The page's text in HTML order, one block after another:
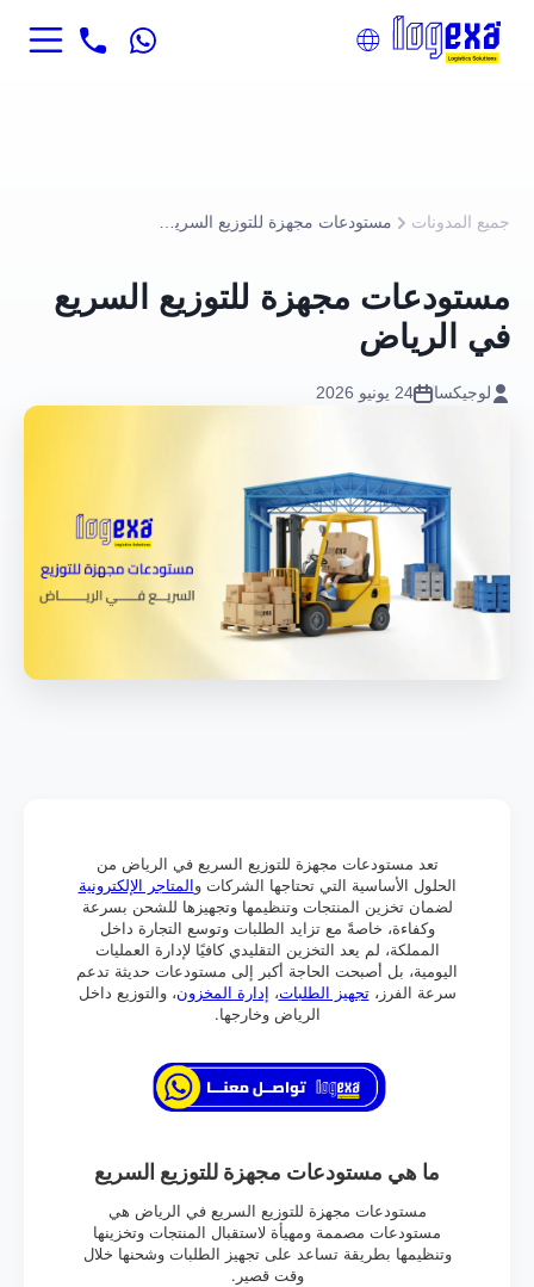
جميع المدونات
مستودعات مجهزة للتوزيع السريع
في الرياض
لوجيكسا 24 يونيو 2026
تعد مستودعات مجهزة للتوزيع السريع في الرياض من
الحلول الأساسية التي تحتاجها الشركات والمتاجر الإلكترونية
لضمان تخزين المنتجات وتنظيمها وتجهيزها للشحن بسرعة
وكفاءة، خاصةً مع تزايد الطلبات وتوسع التجارة داخل
المملكة، لم يعد التخزين التقليدي كافيًا لإدارة العمليات
اليومية، بل أصبحت الحاجة أكبر إلى مستودعات حديثة تدعم
سرعة الفرز،تجهيز الطلبات، إدارة المخزون، والتوزيع داخل
الرياض وخارجها.
ما هي مستودعات مجهزة للتوزيع السريع
مستودعات مجهزة للتوزيع السريع في الرياض هي
مستودعات مصممة ومهيأة لاستقبال المنتجات وتخزينها
وتنظيمها بطريقة تساعد على تجهيز الطلبات وشحنها خلال
وقت قصير.